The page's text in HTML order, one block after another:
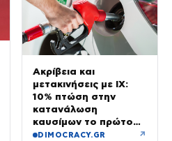
Ακρίβεια και
μετακινήσεις με ΙΧ:
10% πτώση στην
κατανάλωση
καυσίμων το πρώτο
εξάμηνο του έτους
DIMOCRACY.GR ↗